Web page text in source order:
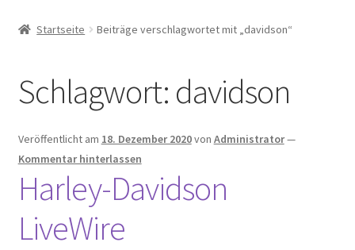
Vorsicht Internetbetrug
Über FunShop
Impressum
Zum Onlineshop in der Web Version
Startseite Beiträge verschlagwortet mit „davidson“
Schlagwort: davidson
Veröffentlicht am 18. Dezember 2020von Administrator—
Kommentar hinterlassen
Harley-Davidson
LiveWire